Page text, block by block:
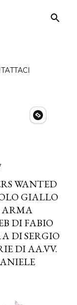
ai contenuti
WANTED
GIALLO
ARMA
DI FABIO
DI SERGIO
DI AA.VV.